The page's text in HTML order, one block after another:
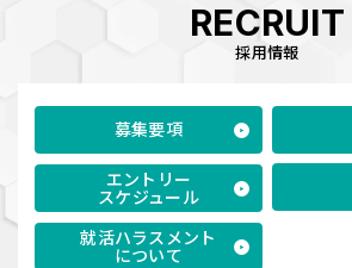
RECRUIT
採用情報
募集要項
エントリー
スケジュール
就活ハラスメント
について